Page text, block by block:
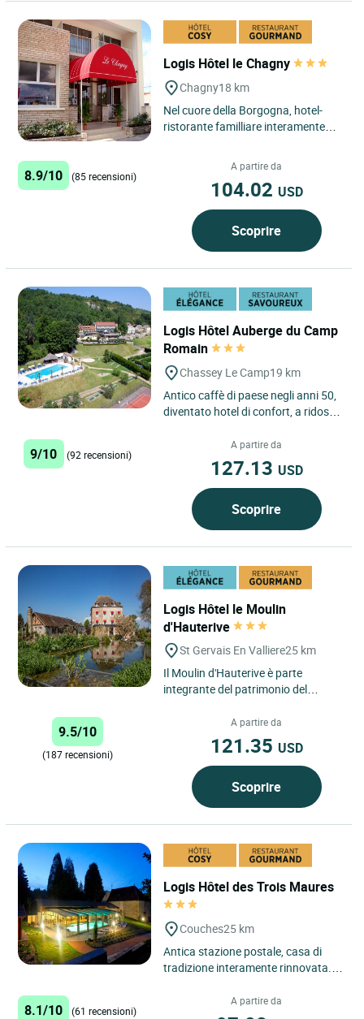
Logis Hôtel le Chagny
Chagny18 km
Nel cuore della Borgogna, hotel-
ristorante familliare interamente
8.9/10 (85 recensioni)
A partire da
104.02 USD
Scoprire
Logis Hôtel Auberge du Camp
Romain
Chassey Le Camp19 km
Antico caffè di paese negli anni 50,
diventato hotel di confort, a ridosso
9/10 (92 recensioni)
A partire da
127.13 USD
Scoprire
Logis Hôtel le Moulin
d'Hauterive
St Gervais En Valliere25 km
Il Moulin d'Hauterive è parte
integrante del patrimonio del
vicino a Beaune in...
9.5/10
(187 recensioni)
A partire da
121.35 USD
Scoprire
Logis Hôtel des Trois Maures
Couches25 km
Antica stazione postale, casa di
tradizione interamente rinnovata.
prodotti del mercato, bella...
8.1/10 (61 recensioni)
A partire da